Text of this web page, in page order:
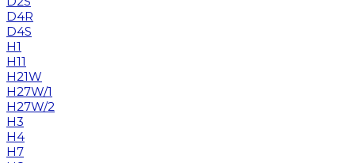
D4R
D4S
H1
H11
H21W
H27W/1
H27W/2
H3
H4
H7